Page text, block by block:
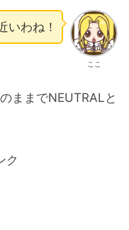
ここ
いわね！
ままでNEUTRALと
ク